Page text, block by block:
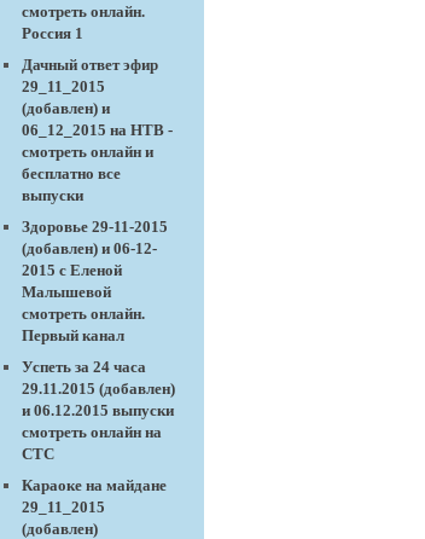
смотреть онлайн.
Россия 1
Дачный ответ эфир
29_11_2015
(добавлен) и
06_12_2015 на НТВ -
смотреть онлайн и
бесплатно все
выпуски
Здоровье 29-11-2015
(добавлен) и 06-12-
2015 с Еленой
Малышевой
смотреть онлайн.
Первый канал
Успеть за 24 часа
29.11.2015 (добавлен)
и 06.12.2015 выпуски
смотреть онлайн на
СТС
Караоке на майдане
29_11_2015
(добавлен)